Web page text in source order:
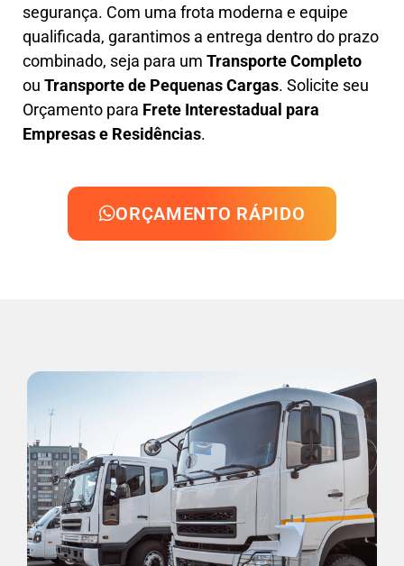
segurança. Com uma frota moderna e equipe
qualificada, garantimos a entrega dentro do prazo
combinado, seja para um Transporte Completo
ou Transporte de Pequenas Cargas. Solicite seu
Orçamento para Frete Interestadual para
Empresas e Residências.
ORÇAMENTO RÁPIDO